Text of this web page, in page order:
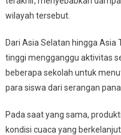
wilayah tersebut.
Dari Asia Selatan hingga Asia
tinggi mengganggu aktivitas
beberapa sekolah untuk
para siswa dari serangan
Pada saat yang sama,
kondisi cuaca yang